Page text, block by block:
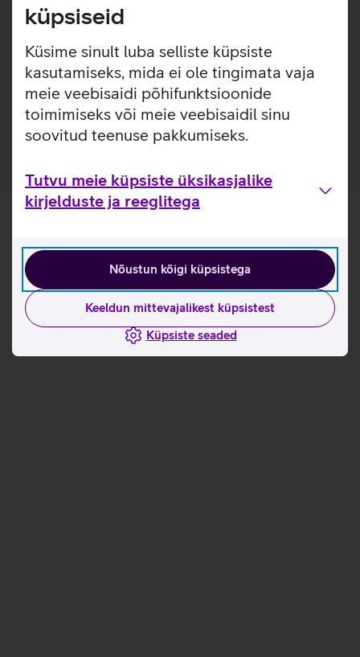
küpsiseid
Küsime sinult luba selliste küpsiste
kasutamiseks, mida ei ole tingimata vaja
meie veebisaidi põhifunktsioonide
toimimiseks või meie veebisaidil sinu
soovitud teenuse pakkumiseks.
Tutvu meie küpsiste üksikasjalike
kirjelduste ja reeglitega
Nõustun kõigi küpsistega
Keeldun mittevajalikest küpsistest
Küpsiste seaded
loodud eesmärgiga pikendada seadmete eluiga ja
välimust. Karastatud klaas toimib turvapadjana, kaitstes
telefoni löökide eest ja pakkudes kõrgetasemelist kaitset
kriimustuste vastu, ilma et see kahjustaks seadme
funktsionaalsust ja välimust. Kaitseklaas on kaetud ka
spetsiaalse kihiga, mis vähendab sõrmejälgede tekkimist
klaasile.